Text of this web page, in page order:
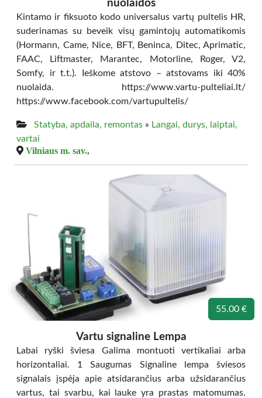
nuolaidos
Kintamo ir fiksuoto kodo universalus vartų pultelis HR,
suderinamas su beveik visų gamintojų automatikomis
(Hormann, Came, Nice, BFT, Beninca, Ditec, Aprimatic,
FAAC, Liftmaster, Marantec, Motorline, Roger, V2,
Somfy, ir t.t.). Ieškome atstovo – atstovams iki 40%
nuolaida. https://www.vartu-pulteliai.lt/
https://www.facebook.com/vartupultelis/
Statyba, apdaila, remontas » Langai, durys, laiptai,
vartai
Vilniaus m. sav.,
55.00 €
Vartu signaline Lempa
Labai ryški šviesa Galima montuoti vertikaliai arba
horizontaliai. 1 Saugumas Signaline lempa šviesos
signalais įspėja apie atsidarančius arba užsidarančius
vartus, tai svarbu, kai lauke yra prastas matomumas.